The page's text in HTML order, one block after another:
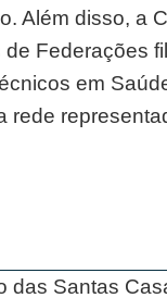
Além disso, a
de Federações
em
rede
das Santas